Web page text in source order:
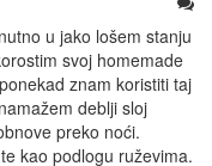
u jako lošem stanju
svoj homemade
znam koristiti taj
deblji sloj
preko noći.
kao podlogu ruževima.